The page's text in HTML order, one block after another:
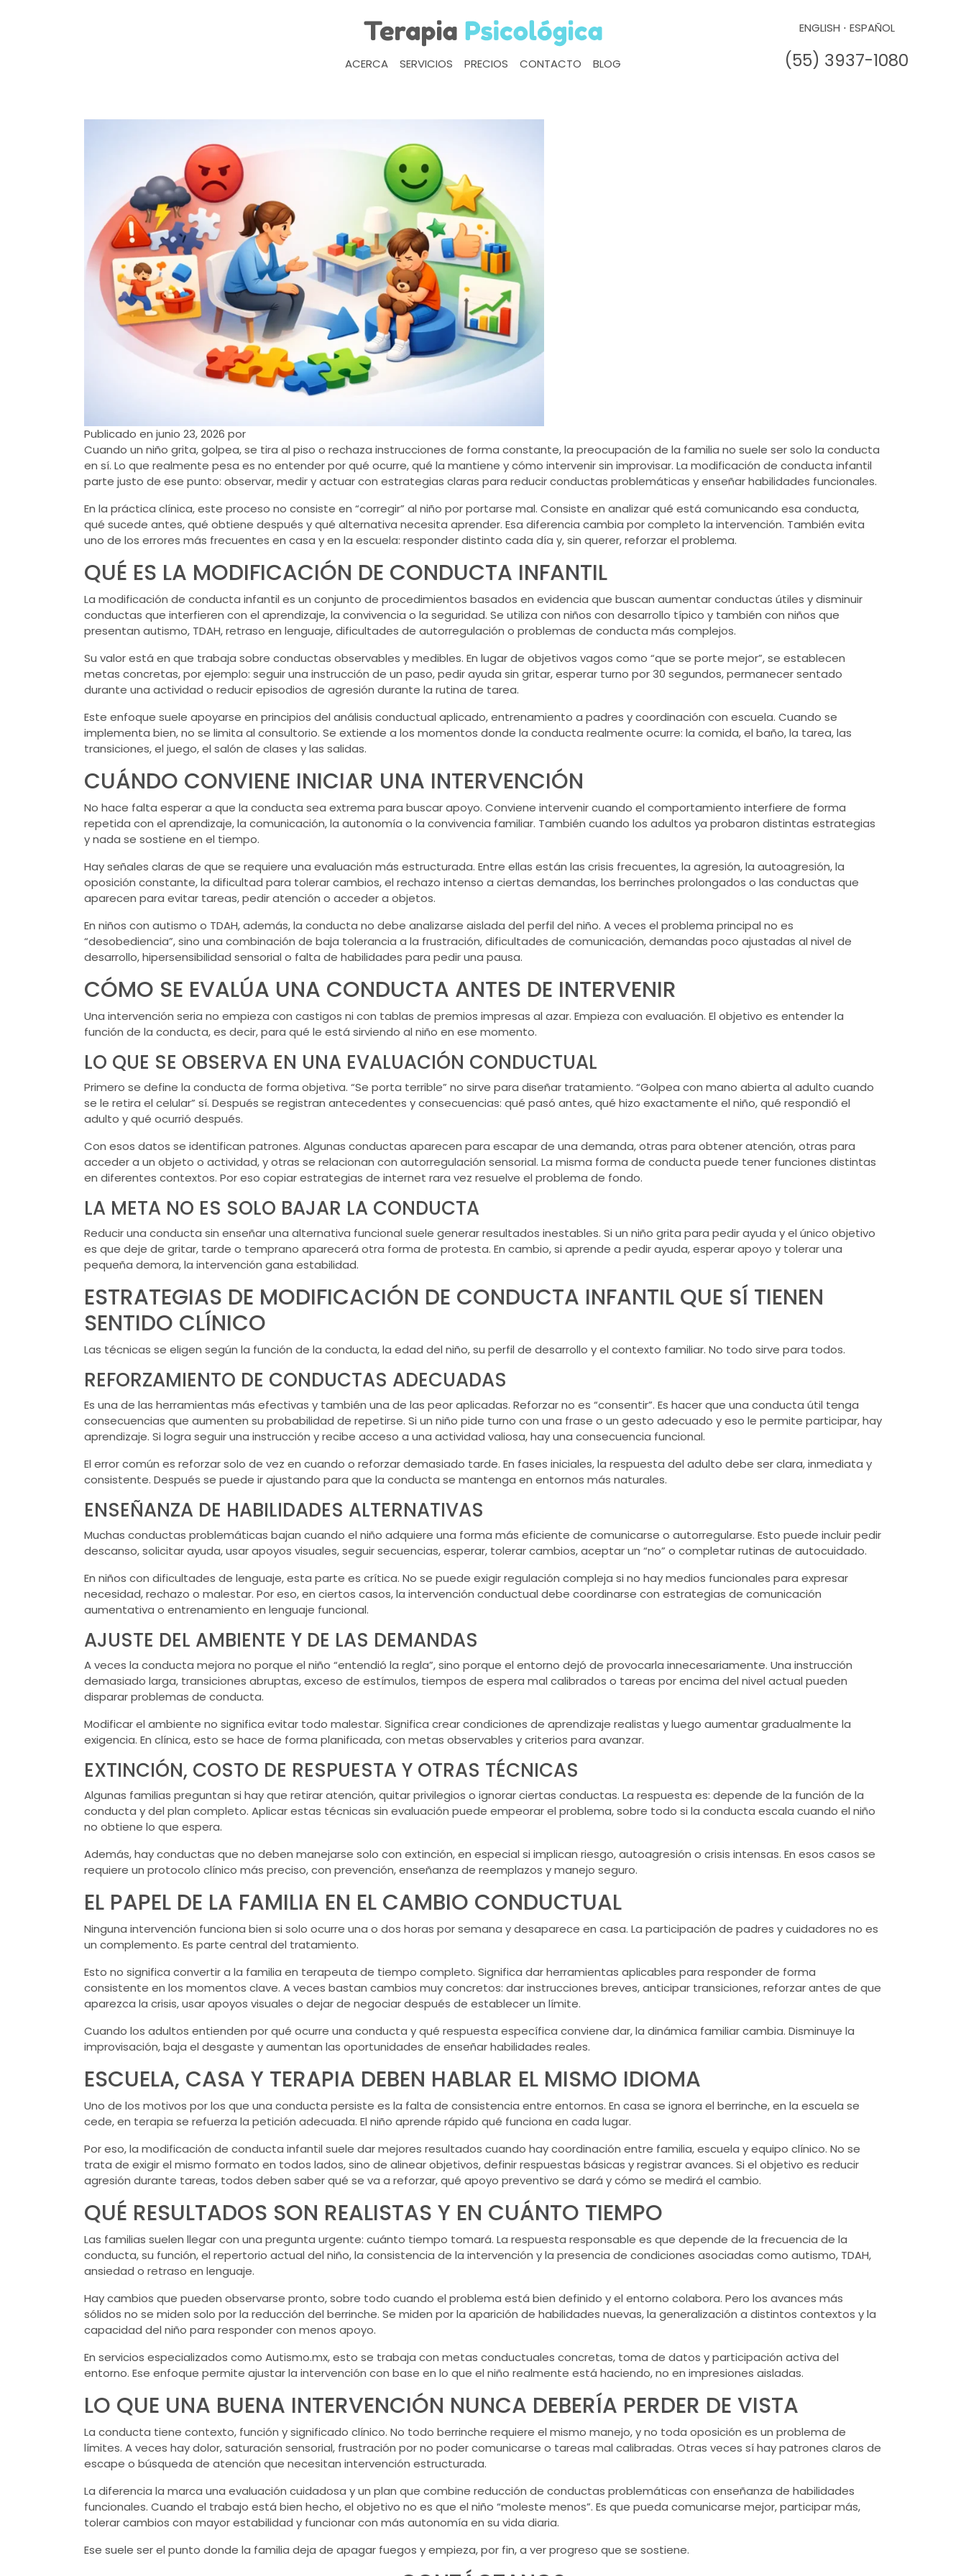
ENGLISH ⋅ ESPAÑOL
(55) 3937-1080
ACERCA SERVICIOS PRECIOS CONTACTO BLOG
Publicado en junio 23, 2026 por
Cuando un niño grita, golpea, se tira al piso o rechaza instrucciones de forma constante, la preocupación de la familia no suele ser solo la conducta
en sí. Lo que realmente pesa es no entender por qué ocurre, qué la mantiene y cómo intervenir sin improvisar. La modificación de conducta infantil
parte justo de ese punto: observar, medir y actuar con estrategias claras para reducir conductas problemáticas y enseñar habilidades funcionales.
En la práctica clínica, este proceso no consiste en “corregir” al niño por portarse mal. Consiste en analizar qué está comunicando esa conducta,
qué sucede antes, qué obtiene después y qué alternativa necesita aprender. Esa diferencia cambia por completo la intervención. También evita
uno de los errores más frecuentes en casa y en la escuela: responder distinto cada día y, sin querer, reforzar el problema.
QUÉ ES LA MODIFICACIÓN DE CONDUCTA INFANTIL
La modificación de conducta infantil es un conjunto de procedimientos basados en evidencia que buscan aumentar conductas útiles y disminuir
conductas que interfieren con el aprendizaje, la convivencia o la seguridad. Se utiliza con niños con desarrollo típico y también con niños que
presentan autismo, TDAH, retraso en lenguaje, dificultades de autorregulación o problemas de conducta más complejos.
Su valor está en que trabaja sobre conductas observables y medibles. En lugar de objetivos vagos como “que se porte mejor”, se establecen
metas concretas, por ejemplo: seguir una instrucción de un paso, pedir ayuda sin gritar, esperar turno por 30 segundos, permanecer sentado
durante una actividad o reducir episodios de agresión durante la rutina de tarea.
Este enfoque suele apoyarse en principios del análisis conductual aplicado, entrenamiento a padres y coordinación con escuela. Cuando se
implementa bien, no se limita al consultorio. Se extiende a los momentos donde la conducta realmente ocurre: la comida, el baño, la tarea, las
transiciones, el juego, el salón de clases y las salidas.
CUÁNDO CONVIENE INICIAR UNA INTERVENCIÓN
No hace falta esperar a que la conducta sea extrema para buscar apoyo. Conviene intervenir cuando el comportamiento interfiere de forma
repetida con el aprendizaje, la comunicación, la autonomía o la convivencia familiar. También cuando los adultos ya probaron distintas estrategias
y nada se sostiene en el tiempo.
Hay señales claras de que se requiere una evaluación más estructurada. Entre ellas están las crisis frecuentes, la agresión,la autoagresión, la
oposición constante, la dificultad para tolerar cambios, el rechazo intenso a ciertas demandas, los berrinches prolongados o las conductas que
aparecen para evitar tareas, pedir atención o acceder a objetos.
En niños con autismo o TDAH, además, la conducta no debe analizarse aislada del perfil del niño. A veces el problema principal no es
“desobediencia”, sino una combinación de baja tolerancia a la frustración, dificultades de comunicación, demandas poco ajustadas al nivel de
desarrollo, hipersensibilidad sensorial o falta de habilidades para pedir una pausa.
CÓMO SE EVALÚA UNA CONDUCTA ANTES DE INTERVENIR
Una intervención seria no empieza con castigos ni con tablas de premios impresas al azar. Empieza con evaluación. El objetivo es entender la
función de la conducta, es decir, para qué le está sirviendo al niño en ese momento.
LO QUE SE OBSERVA EN UNA EVALUACIÓN CONDUCTUAL
Primero se define la conducta de forma objetiva. “Se porta terrible” no sirve para diseñar tratamiento. “Golpea con mano abierta al adulto cuando
se le retira el celular” sí. Después se registran antecedentes y consecuencias: qué pasó antes, qué hizo exactamente el niño, qué respondió el
adulto y qué ocurrió después.
Con esos datos se identifican patrones. Algunas conductas aparecen para escapar de una demanda, otras para obtener atención, otras para
acceder a un objeto o actividad, y otras se relacionan con autorregulación sensorial. La misma forma de conducta puede tener funciones distintas
en diferentes contextos. Por eso copiar estrategias de internet rara vez resuelve el problema de fondo.
LA META NO ES SOLO BAJAR LA CONDUCTA
Reducir una conducta sin enseñar una alternativa funcional suele generar resultados inestables. Si un niño grita para pedir ayuda y el único objetivo
es que deje de gritar, tarde o temprano aparecerá otra forma de protesta. En cambio, si aprende a pedir ayuda, esperar apoyo y tolerar una
pequeña demora, la intervención gana estabilidad.
ESTRATEGIAS DE MODIFICACIÓN DE CONDUCTA INFANTIL QUE SÍ TIENEN
SENTIDO CLÍNICO
Las técnicas se eligen según la función de la conducta, la edad del niño, su perfil de desarrollo y el contexto familiar. No todo sirve para todos.
REFORZAMIENTO DE CONDUCTAS ADECUADAS
Es una de las herramientas más efectivas y también una de las peor aplicadas. Reforzar no es “consentir”. Es hacer que una conducta útil tenga
consecuencias que aumenten su probabilidad de repetirse. Si un niño pide turno con una frase o un gesto adecuado y eso le permite participar, hay
aprendizaje. Si logra seguir una instrucción y recibe acceso a una actividad valiosa, hay una consecuencia funcional.
El error común es reforzar solo de vez en cuando o reforzar demasiado tarde. En fases iniciales, la respuesta del adulto debe ser clara, inmediata y
consistente. Después se puede ir ajustando para que la conducta se mantenga en entornos más naturales.
ENSEÑANZA DE HABILIDADES ALTERNATIVAS
Muchas conductas problemáticas bajan cuando el niño adquiere una forma más eficiente de comunicarse o autorregularse. Esto puede incluir pedir
descanso, solicitar ayuda, usar apoyos visuales, seguir secuencias, esperar, tolerar cambios, aceptar un “no” o completar rutinas de autocuidado.
En niños con dificultades de lenguaje, esta parte es crítica. No se puede exigir regulación compleja si no hay medios funcionales para expresar
necesidad, rechazo o malestar. Por eso, en ciertos casos, la intervención conductual debe coordinarse con estrategias de comunicación
aumentativa o entrenamiento en lenguaje funcional.
AJUSTE DEL AMBIENTE Y DE LAS DEMANDAS
A veces la conducta mejora no porque el niño “entendió la regla”, sino porque el entorno dejó de provocarla innecesariamente. Una instrucción
demasiado larga, transiciones abruptas, exceso de estímulos, tiempos de espera mal calibrados o tareas por encima del nivel actual pueden
disparar problemas de conducta.
Modificar el ambiente no significa evitar todo malestar. Significa crear condiciones de aprendizaje realistas y luego aumentar gradualmente la
exigencia. En clínica, esto se hace de forma planificada, con metas observables y criterios para avanzar.
EXTINCIÓN, COSTO DE RESPUESTA Y OTRAS TÉCNICAS
Algunas familias preguntan si hay que retirar atención, quitar privilegios o ignorar ciertas conductas. La respuesta es: depende de la función de la
conducta y del plan completo. Aplicar estas técnicas sin evaluación puede empeorar el problema, sobre todo si la conducta escala cuando el niño
no obtiene lo que espera.
Además, hay conductas que no deben manejarse solo con extinción, en especial si implican riesgo, autoagresión o crisis intensas. En esos casos se
requiere un protocolo clínico más preciso, con prevención, enseñanza de reemplazos y manejo seguro.
EL PAPEL DE LA FAMILIA EN EL CAMBIO CONDUCTUAL
Ninguna intervención funciona bien si solo ocurre una o dos horas por semana y desaparece en casa. La participación de padres y cuidadores no es
un complemento. Es parte central del tratamiento.
Esto no significa convertir a la familia en terapeuta de tiempo completo. Significa dar herramientas aplicables para responder de forma
consistente en los momentos clave. A veces bastan cambios muy concretos: dar instrucciones breves, anticipar transiciones, reforzar antes de que
aparezca la crisis,usar apoyos visuales o dejar de negociar después de establecer un límite.
Cuando los adultos entienden por qué ocurre una conducta y qué respuesta específica conviene dar, la dinámica familiar cambia. Disminuye la
improvisación, baja el desgaste y aumentan las oportunidades de enseñar habilidades reales.
ESCUELA, CASA Y TERAPIA DEBEN HABLAR EL MISMO IDIOMA
Uno de los motivos por los que una conducta persiste es la falta de consistencia entre entornos. En casa se ignora el berrinche, en la escuela se
cede, en terapia se refuerza la petición adecuada. El niño aprende rápido qué funciona en cada lugar.
Por eso, la modificación de conducta infantil suele dar mejores resultados cuando hay coordinación entre familia, escuela y equipo clínico. No se
trata de exigir el mismo formato en todos lados, sino de alinear objetivos, definir respuestas básicas y registrar avances. Si el objetivo es reducir
agresión durante tareas, todos deben saber qué se va a reforzar, qué apoyo preventivo se dará y cómo se medirá el cambio.
QUÉ RESULTADOS SON REALISTAS Y EN CUÁNTO TIEMPO
Las familias suelen llegar con una pregunta urgente: cuánto tiempo tomará. La respuesta responsable es que depende de la frecuencia de la
conducta, su función, el repertorio actual del niño, la consistencia de la intervención y la presencia de condiciones asociadas como autismo, TDAH,
ansiedad o retraso en lenguaje.
Hay cambios que pueden observarse pronto, sobre todo cuando el problema está bien definido y el entorno colabora. Pero los avances más
sólidos no se miden solo por la reducción del berrinche. Se miden por la aparición de habilidades nuevas, la generalización a distintos contextos y la
capacidad del niño para responder con menos apoyo.
En servicios especializados como Autismo.mx, esto se trabaja con metas conductuales concretas, toma de datos y participación activa del
entorno. Ese enfoque permite ajustar la intervención con base en lo que el niño realmente está haciendo, no en impresiones aisladas.
LO QUE UNA BUENA INTERVENCIÓN NUNCA DEBERÍA PERDER DE VISTA
La conducta tiene contexto, función y significado clínico. No todo berrinche requiere el mismo manejo, y no toda oposición es un problema de
límites. A veces hay dolor, saturación sensorial, frustración por no poder comunicarse o tareas mal calibradas. Otras veces sí hay patrones claros de
escape o búsqueda de atención que necesitan intervención estructurada.
La diferencia la marca una evaluación cuidadosa y un plan que combine reducción de conductas problemáticas con enseñanza de habilidades
funcionales. Cuando el trabajo está bien hecho, el objetivo no es que el niño “moleste menos”. Es que pueda comunicarse mejor, participar más,
tolerar cambios con mayor estabilidad y funcionar con más autonomía en su vida diaria.
Ese suele ser el punto donde la familia deja de apagar fuegos y empieza, por fin, a ver progreso que se sostiene.